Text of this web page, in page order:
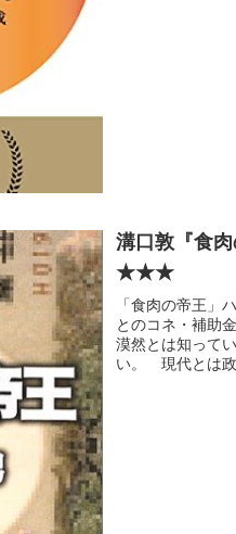
溝口敦『食
★★★
「食肉の帝王」
とのコネ・補助
漠然とは知って
い。 現代とは政